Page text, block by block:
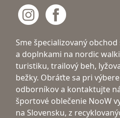
Sme špecializovaný obchod
a doplnkami na nordic
turistiku, trailový beh,
bežky. Obráťte sa pri
odborníkov a kontaktujte
športové oblečenie NooW
na Slovensku, z